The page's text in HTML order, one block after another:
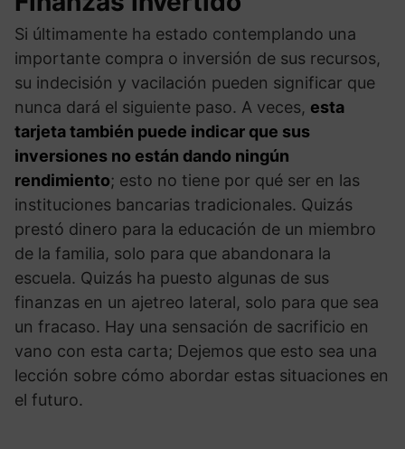
Si últimamente ha estado contemplando una
importante compra o inversión de sus recursos,
su indecisión y vacilación pueden significar que
nunca dará el siguiente paso. A veces, esta
tarjeta también puede indicar que sus
inversiones no están dando ningún
rendimiento; esto no tiene por qué ser en las
instituciones bancarias tradicionales. Quizás
prestó dinero para la educación de un miembro
de la familia, solo para que abandonara la
escuela. Quizás ha puesto algunas de sus
finanzas en un ajetreo lateral, solo para que sea
un fracaso. Hay una sensación de sacrificio en
vano con esta carta; Dejemos que esto sea una
lección sobre cómo abordar estas situaciones en
el futuro.